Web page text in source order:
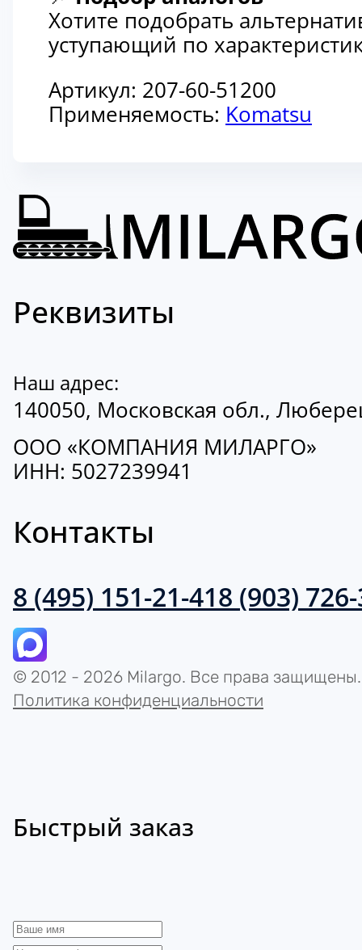
Хотите подобрать
уступающий по
Артикул: 207-60-51200
Применяемость: Komatsu
Реквизиты
Наш адрес:
140050, Московская обл.,
ООО «КОМПАНИЯ МИЛАРГО»
ИНН: 5027239941
Контакты
8 (495) 151-21-418 (903)
© 2012 - 2026 Milargo. Все права защищены.
Политика конфиденциальности
Быстрый заказ